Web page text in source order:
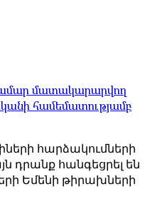
մատակարարվող
համեմատությամբ
հարձակումների
դրանք հանգեցրել են
Եմենի թիրախների